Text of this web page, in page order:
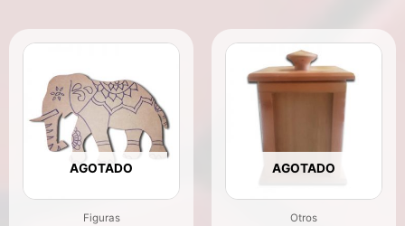
AGOTADO
Figuras
AGOTADO
Otros